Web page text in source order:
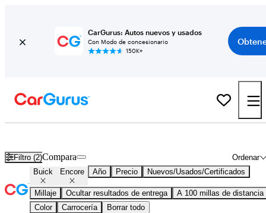
CarGurus: Autos nuevos y usados
Con Modo de concesionario
150K+
Filtro (2) Ordenar
Compara
Buick Encore Año Precio Nuevos/Usados/Certificados
Millaje Ocultar resultados de entrega
A 100 millas de distancia
Color
Carrocería Borrar todo